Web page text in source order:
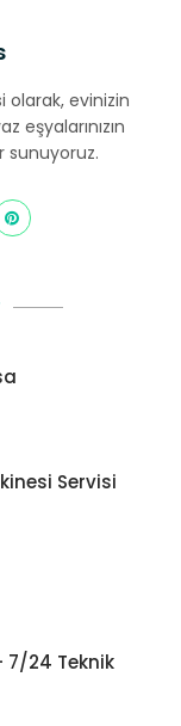
olarak, evinizin
eşyalarınızın
sunuyoruz.
Servisi
7/24 Teknik